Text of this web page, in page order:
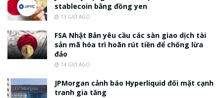
stablecoin bằng đồng yen
13 GIỜ AGO
FSA Nhật Bản yêu cầu các sàn giao dịch tài
sản mã hóa trì hoãn rút tiền để chống lừa
đảo
14 GIỜ AGO
JPMorgan cảnh báo Hyperliquid đối mặt cạnh
tranh gia tăng